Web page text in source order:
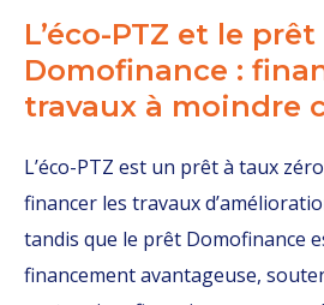
L’éco-PTZ et le prêt
Domofinance :
travaux à moindre
L’éco-PTZ est un prêt à taux
financer les travaux
tandis que le prêt Domofinance
financement avantageuse,